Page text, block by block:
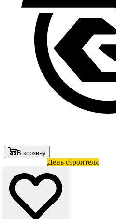
В корзину
День строителя